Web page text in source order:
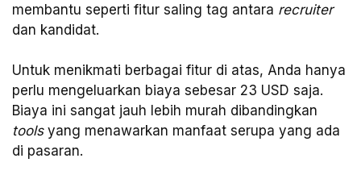
membantu seperti fitur saling tag antara recruiter
dan kandidat.
Untuk menikmati berbagai fitur di atas, Anda hanya
perlu mengeluarkan biaya sebesar 23 USD saja.
Biaya ini sangat jauh lebih murah dibandingkan
toolsyang menawarkan manfaat serupa yang ada
di pasaran.